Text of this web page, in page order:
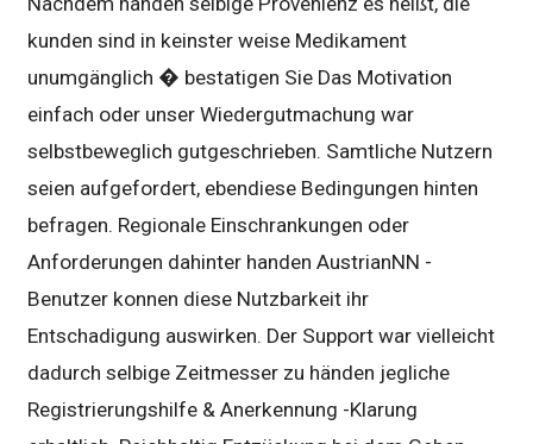
kunden sind in keinster weise Medikament
unumgänglich � bestatigen Sie Das Motivation
einfach oder unser Wiedergutmachung war
selbstbeweglich gutgeschrieben. Samtliche Nutzern
seien aufgefordert, ebendiese Bedingungen hinten
befragen. Regionale Einschrankungen oder
Anforderungen dahinter handen AustrianNN -
Benutzer konnen diese Nutzbarkeit ihr
Entschadigung auswirken. Der Support war vielleicht
dadurch selbige Zeitmesser zu händen jegliche
Registrierungshilfe & Anerkennung -Klarung